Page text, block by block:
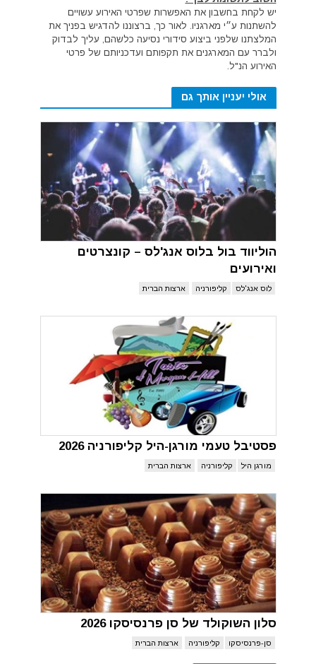
יש לקחת בחשבון את האפשרות שפרטי האירוע עשויים
להשתנות ע״י מארגניו. לאור כך, ברצוננו להדגיש בפניך את
המלצתנו שלפני ביצוע סידורי נסיעה כלשהם, עליך לבדוק
ולברר עם המארגנים את תקפותם ועדכניותם של פרטי
האירוע הנ"ל.
אולי יעניין אותך גם
הוליווד בול בלוס אנג'לס – קונצרטים
ואירועים
לוס אנג'לס קליפורניה ארצות הברית
פסטיבל טעמי מורגן-היל קליפורניה 2026
מורגן היל קליפורניה ארצות הברית
סלון השוקולד של סן פרנסיסקו 2026
סן-פרנסיסקו קליפורניה ארצות הברית